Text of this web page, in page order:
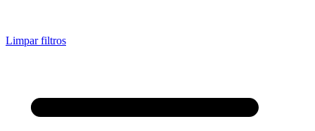
Limpar filtros